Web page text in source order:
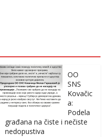
OO
SNS
Kovačic
a:
Podela
građana na čiste i nečiste
nedopustiva